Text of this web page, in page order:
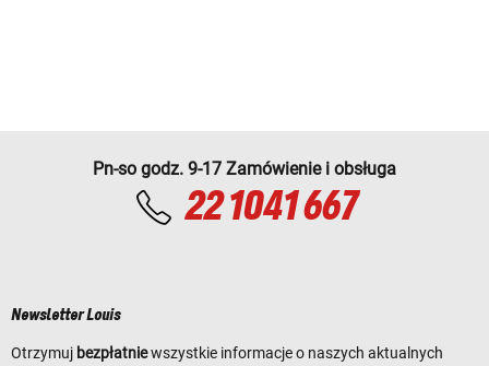
Pn-so godz. 9-17 Zamówienie i obsługa
22 1041 667
Newsletter Louis
Otrzymuj bezpłatniewszystkie informacje o naszych aktualnych